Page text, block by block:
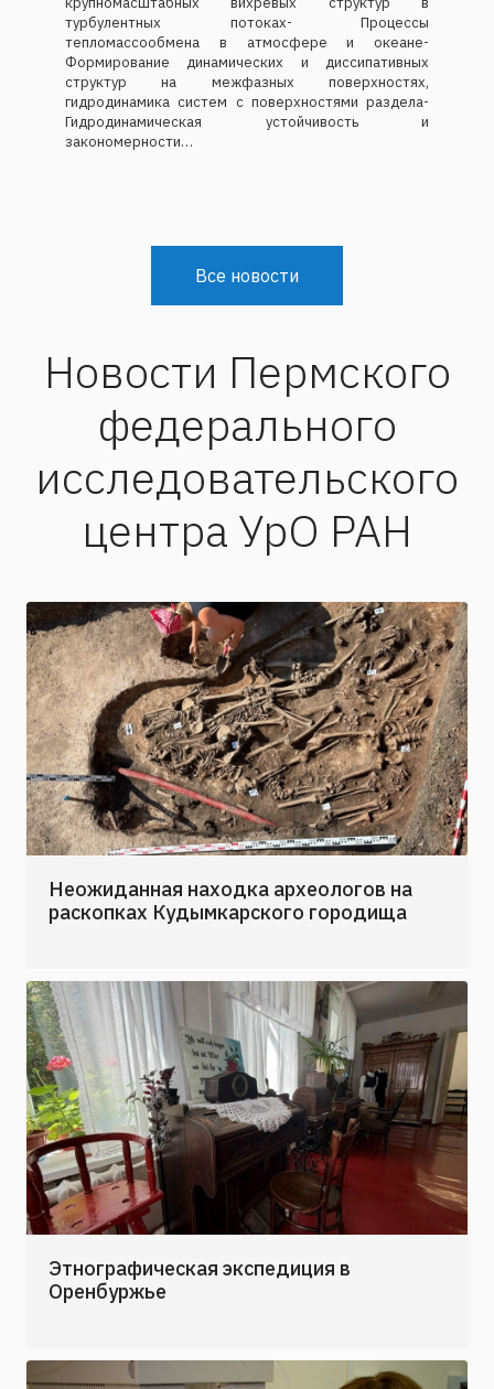
турбулентных потоках- Процессы
тепломассообмена в атмосфере и океане-
Формирование динамических и диссипативных
структур на межфазных поверхностях,
гидродинамика систем с поверхностями раздела-
Гидродинамическая устойчивость и
закономерности…
Все новости
Новости Пермского
федерального
исследовательского
центра УрО РАН
Неожиданная находка археологов на
раскопках Кудымкарского городища
Этнографическая экспедиция в
Оренбуржье